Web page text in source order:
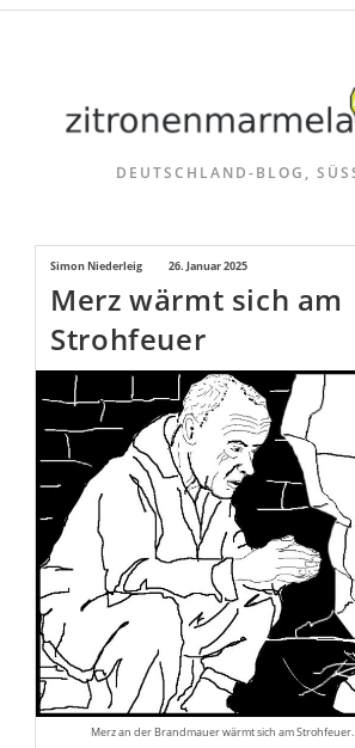
Zum
DEUTSCHLAND-BLOG,
Beitrags-
Autor:
Simon Niederleig
Beitrag
veröffentlicht:
26. Januar 2025
Merz wärmt sich am
Strohfeuer
Merz an der Brandmauer wärmt sich am